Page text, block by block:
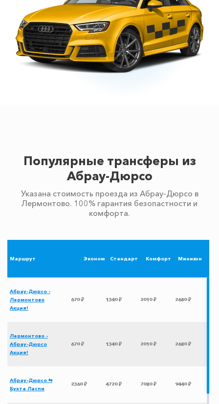
Популярные трансферы из
Абрау-Дюрсо
Указана стоимость проезда из Абрау-Дюрсо в
Лермонтово. 100% гарантия безопастности и
комфорта.
Маршрут Эконом Стандарт Комфорт Минивэн
Абрау-Дюрсо -
Лермонтово
Акция!
670 ₽ 1340 ₽ 2010 ₽ 2680 ₽
Лермонтово -
Абрау-Дюрсо
Акция!
670 ₽ 1340 ₽ 2010 ₽ 2680 ₽
Абрау-Дюрсо ⇆
Бухта Ласпи
2360 ₽ 4720 ₽ 7080 ₽ 9440 ₽